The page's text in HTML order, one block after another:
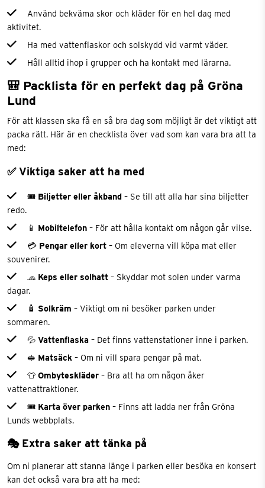
Använd bekväma skor och kläder för en hel dag med
aktivitet.
Ha med vattenflaskor och solskydd vid varmt väder.
Håll alltid ihop i grupper och ha kontakt med lärarna.
🎒 Packlista för en perfekt dag på Gröna
Lund
För att klassen ska få en så bra dag som möjligt är det viktigt att
packa rätt. Här är en checklista över vad som kan vara bra att ta
med:
✅ Viktiga saker att ha med
🎟 Biljetter eller åkband – Se till att alla har sina biljetter
redo.
📱 Mobiltelefon – För att hålla kontakt om någon går vilse.
💳 Pengar eller kort – Om eleverna vill köpa mat eller
souvenirer.
🧢 Keps eller solhatt – Skyddar mot solen under varma
dagar.
🧴 Solkräm – Viktigt om ni besöker parken under
sommaren.
💦 Vattenflaska – Det finns vattenstationer inne i parken.
🥪 Matsäck – Om ni vill spara pengar på mat.
👕Ombyteskläder – Bra att ha om någon åker
vattenattraktioner.
🎟 Karta över parken – Finns att ladda ner från Gröna
Lunds webbplats.
🎭 Extra saker att tänka på
Om ni planerar att stanna länge i parken eller besöka en konsert
kan det också vara bra att ha med: